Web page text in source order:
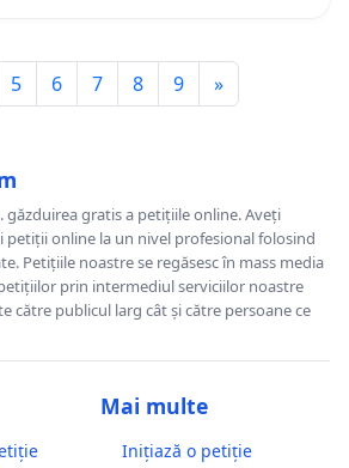
5 6 7 8 9 »
găzduirea gratis a petițiile online. Aveți
petiții online la un nivel profesional folosind
Petițiile noastre se regăsesc în mass media
prin intermediul serviciilor noastre
către publicul larg cât și către persoane ce
Mai multe
Inițiază o petiție